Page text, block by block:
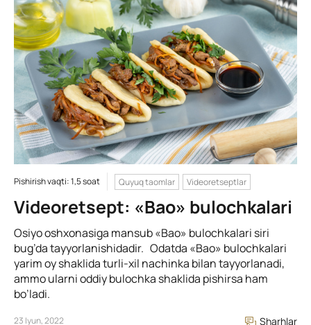
Pishirish vaqti: 1,5 soat Quyuq taomlar Videoretseptlar
Videoretsept: «Bao» bulochkalari
Osiyo oshxonasiga mansub «Bao» bulochkalari siri
bug’da tayyorlanishidadir. Odatda «Bao» bulochkalari
yarim oy shaklida turli-xil nachinka bilan tayyorlanadi,
ammo ularni oddiy bulochka shaklida pishirsa ham
bo’ladi.
23 Iyun, 2022 Sharhlar